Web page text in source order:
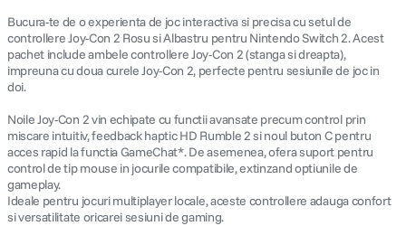
Bucura-te de o experienta de joc interactiva si precisa cu setul de
controllere Joy-Con 2 Rosu si Albastru pentru Nintendo Switch 2. Acest
pachet include ambele controllere Joy-Con 2 (stanga si dreapta),
impreuna cu doua curele Joy-Con 2, perfecte pentru sesiunile de joc in
doi.
Noile Joy-Con 2 vin echipate cu functii avansate precum control prin
miscare intuitiv, feedback haptic HD Rumble 2 si noul buton C pentru
acces rapid la functia GameChat*. De asemenea, ofera suport pentru
control de tip mouse in jocurile compatibile, extinzand optiunile de
gameplay.
Ideale pentru jocuri multiplayer locale, aceste controllere adauga confort
si versatilitate oricarei sesiuni de gaming.